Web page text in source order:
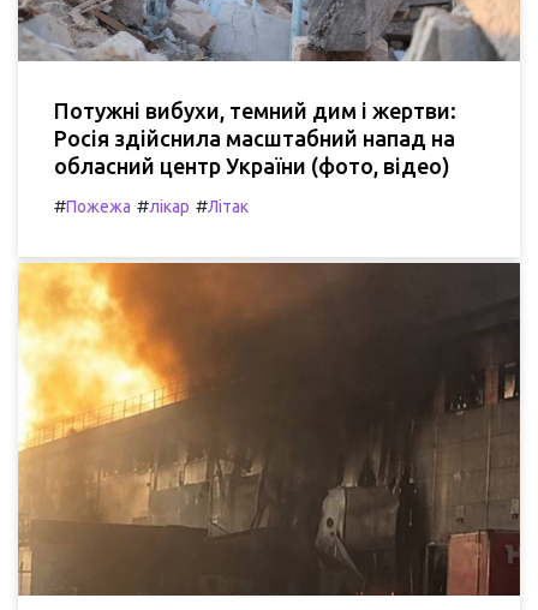
Потужні вибухи, темний дим і жертви:
Росія здійснила масштабний напад на
обласний центр України (фото, відео)
#Пожежа #лікар #Літак